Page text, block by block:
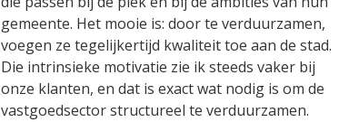
gemeente. Het mooie is: door te verduurzamen,
voegen ze tegelijkertijd kwaliteit toe aan de stad.
Die intrinsieke motivatie zie ik steeds vaker bij
onze klanten, en dat is exact wat nodig is om de
vastgoedsector structureel te verduurzamen.